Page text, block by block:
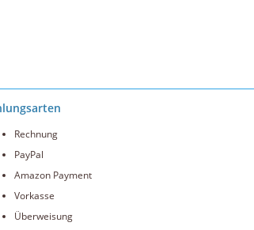
Rechnung
PayPal
Amazon Payment
Vorkasse
Überweisung